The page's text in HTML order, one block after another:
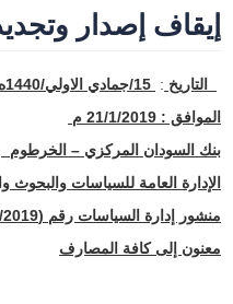
إيقاف إصدار
التاريخ :
الموافق :
بنك السودان المركزي – الخرطوم
الإدارة العامة للسياسات والبحوث
منشور إدارة السياسات رقم (1/2019 )
معنون إلى كافة المصارف